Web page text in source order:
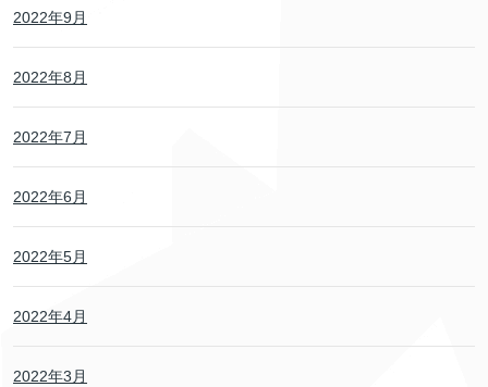
2022年9月
2022年8月
2022年7月
2022年6月
2022年5月
2022年4月
2022年3月